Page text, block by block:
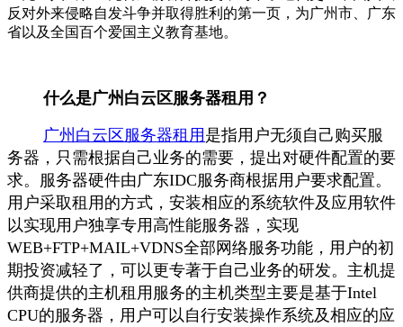
反对外来侵略自发斗争并取得胜利的第一页，为广州市、广东
省以及全国百个爱国主义教育基地。
什么是广州白云区服务器租用？
广州白云区服务器租用 是指用户无须自己购买服
务器，只需根据自己业务的需要，提出对硬件配置的要
求。服务器硬件由广东IDC服务商根据用户要求配置。
用户采取租用的方式，安装相应的系统软件及应用软件
以实现用户独享专用高性能服务器，实现
WEB+FTP+MAIL+VDNS全部网络服务功能，用户的初
期投资减轻了，可以更专著于自己业务的研发。主机提
供商提供的主机租用服务的主机类型主要是基于Intel
CPU的服务器，用户可以自行安装操作系统及相应的应